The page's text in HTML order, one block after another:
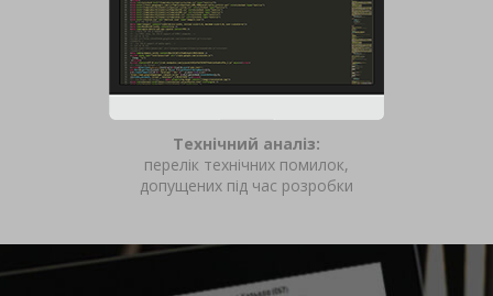
Технічний аналіз:
перелік технічних помилок,
допущених під час розробки